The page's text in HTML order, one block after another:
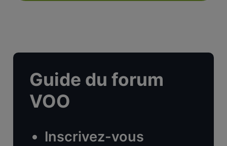
Guide du forum
VOO
Inscrivez-vous